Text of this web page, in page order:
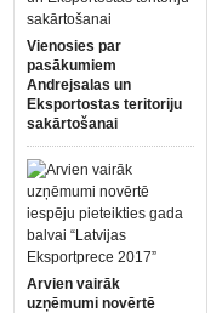
Vienosies par
pasākumiem
Andrejsalas un
Eksportostas teritoriju
sakārtošanai
Arvien vairāk
uzņēmumi novērtē